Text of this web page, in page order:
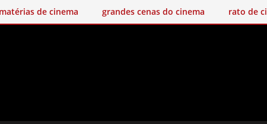
matérias de cinema grandes cenas do cinema rato de